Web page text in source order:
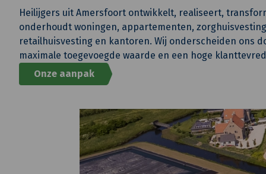
Heilijgers uit Amersfoort ontwikkelt, realiseert,
onderhoudt woningen, appartementen,
retailhuisvesting en kantoren. Wij onderscheiden ons
maximale toegevoegde waarde en een hoge
Onze aanpak